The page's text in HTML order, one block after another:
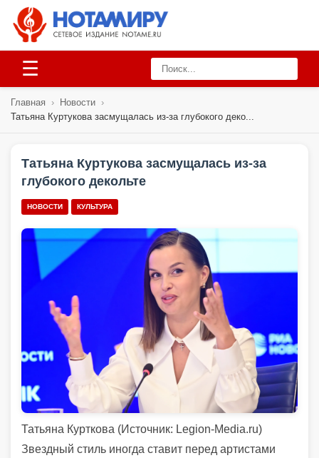
☰
Главная › Новости ›
Татьяна Куртукова засмущалась из-за глубокого деко...
Татьяна Куртукова засмущалась из-за
глубокого декольте
НОВОСТИ КУЛЬТУРА
Татьяна Курткова (Источник: Legion-Media.ru)
Звездный стиль иногда ставит перед артистами